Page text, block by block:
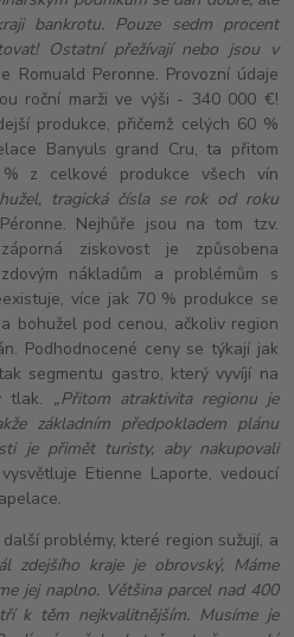
bankrotu. Pouze sedm procent
Ostatní přežívají nebo jsou v
Romuald Peronne. Provozní údaje
roční marži ve výši - 340 000 €!
produkce, přičemž celých 60 %
Banyuls grand Cru, ta přitom
z celkové produkce všech vín
tragická čísla se rok od roku
Nejhůře jsou na tom tzv.
ziskovost je způsobena
nákladům a problémům s
více jak 70 % produkce se
bohužel pod cenou, ačkoliv region
Podhodnocené ceny se týkají jak
segmentu gastro, který vyvíjí na
tlak. „Přitom atraktivita regionu je
základním předpokladem plánu
je přimět turisty, aby nakupovali
vysvětluje Etienne Laporte, vedoucí
problémy, které region sužují, a
zdejšího kraje je obrovský, Máme
jej naplno. Většina parcel nad 400
k těm nejkvalitnějším. Musíme je